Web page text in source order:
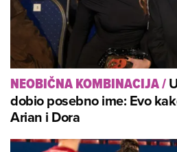
NEOBIČNA KOMBINACIJA/
dobio posebno ime: Evo
Arian i Dora